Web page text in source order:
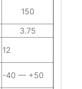
150
3.75
12
-40 — +50